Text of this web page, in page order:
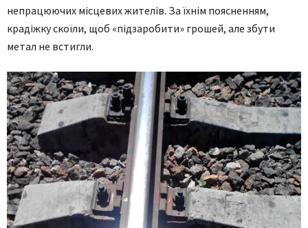
непрацюючих місцевих жителів. За їхнім поясненням,
крадіжку скоїли, щоб «підзаробити» грошей, але збути
метал не встигли.